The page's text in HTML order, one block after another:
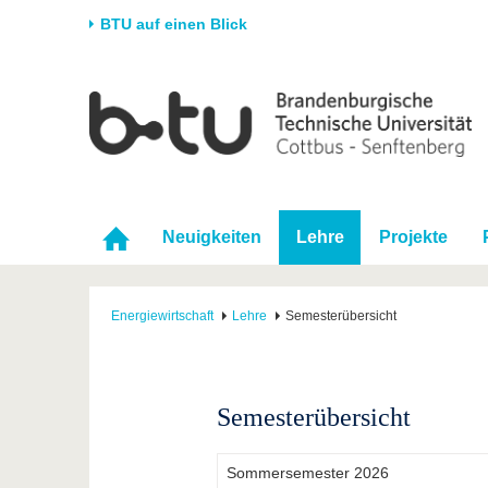
BTU auf einen Blick
Universität
Karriere & Engagement
Partnerschaften &
Strukturwandel
Forschung
Förderung
Wissenschaftlicher
Nachwuchs
Im
Neuigkeiten Lehre Projekte
Energiewirtschaft Lehre Semesterübersicht
Semesterübersicht